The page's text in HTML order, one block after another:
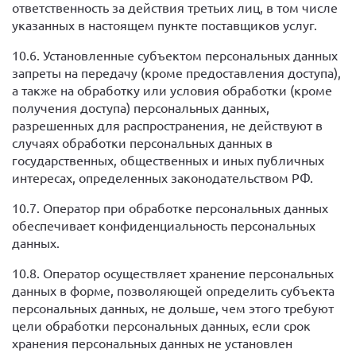
ответственность за действия третьих лиц, в том числе
указанных в настоящем пункте поставщиков услуг.
10.6. Установленные субъектом персональных данных
запреты на передачу (кроме предоставления доступа),
а также на обработку или условия обработки (кроме
получения доступа) персональных данных,
разрешенных для распространения, не действуют в
случаях обработки персональных данных в
государственных, общественных и иных публичных
интересах, определенных законодательством РФ.
10.7. Оператор при обработке персональных данных
обеспечивает конфиденциальность персональных
данных.
10.8. Оператор осуществляет хранение персональных
данных в форме, позволяющей определить субъекта
персональных данных, не дольше, чем этого требуют
цели обработки персональных данных, если срок
хранения персональных данных не установлен